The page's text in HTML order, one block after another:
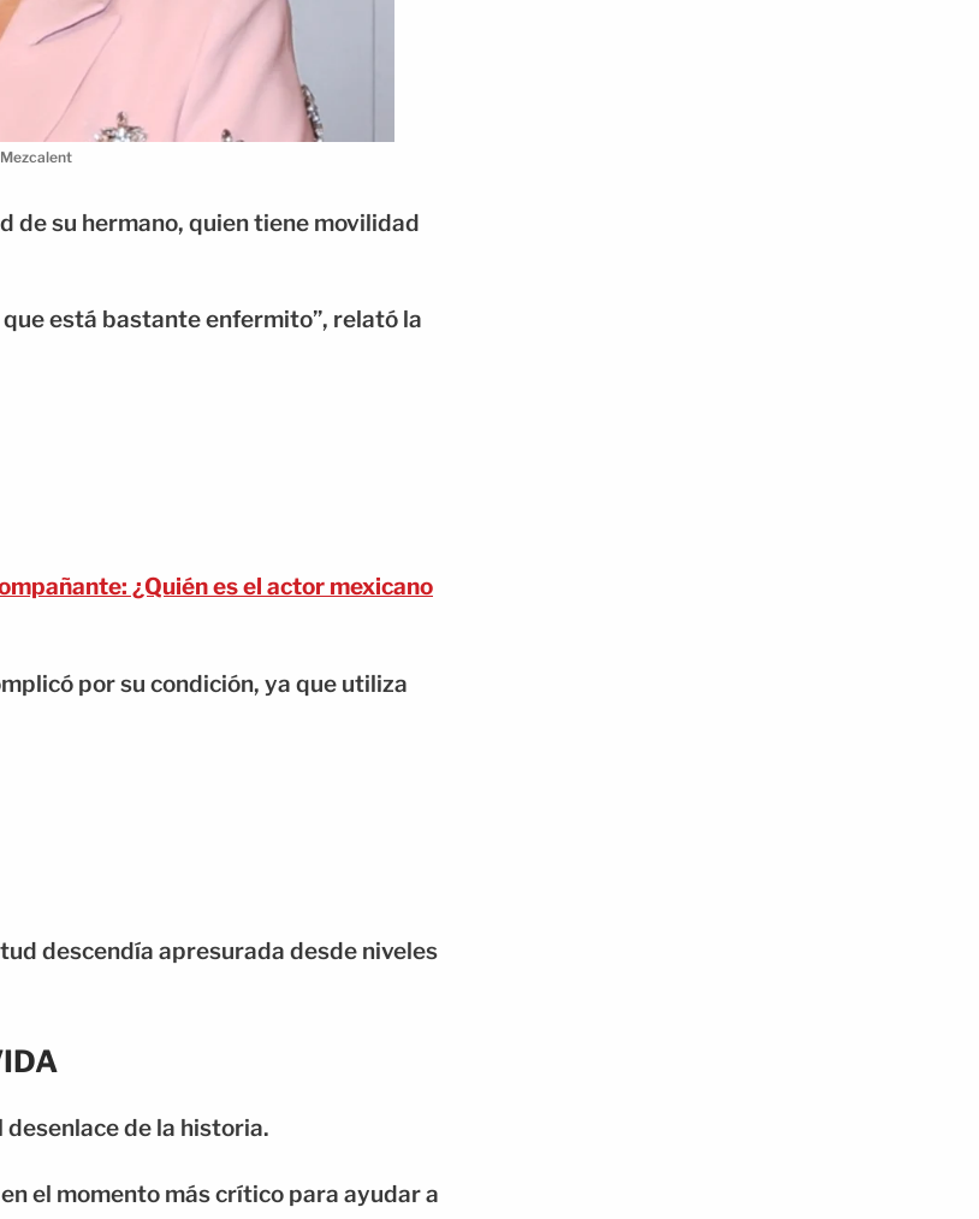
de su hermano, quien tiene movilidad
está bastante enfermito”, relató la
¿Quién es el actor mexicano
por su condición, ya que utiliza
descendía apresurada desde niveles
desenlace de la historia.
el momento más crítico para ayudar a